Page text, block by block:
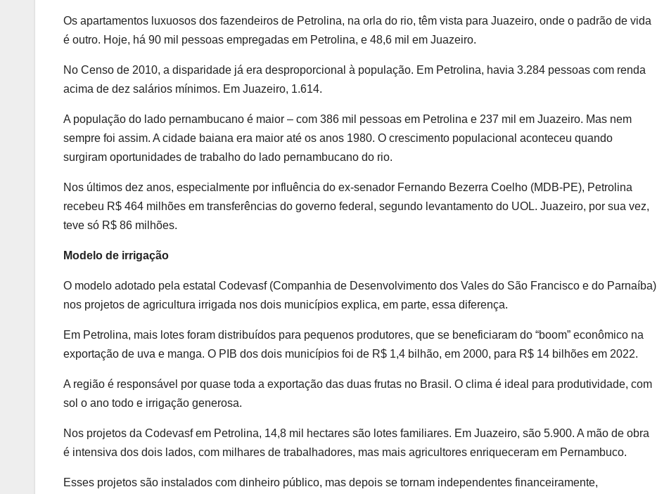
Os apartamentos luxuosos dos fazendeiros de Petrolina, na orla do rio, têm vista para Juazeiro, onde o padrão de vida
é outro. Hoje, há 90 mil pessoas empregadas em Petrolina, e 48,6 mil em Juazeiro.
No Censo de 2010, a disparidade já era desproporcional à população. Em Petrolina, havia 3.284 pessoas com renda
acima de dez salários mínimos. Em Juazeiro, 1.614.
A população do lado pernambucano é maior – com 386 mil pessoas em Petrolina e 237 mil em Juazeiro. Mas nem
sempre foi assim. A cidade baiana era maior até os anos 1980. O crescimento populacional aconteceu quando
surgiram oportunidades de trabalho do lado pernambucano do rio.
Nos últimos dez anos, especialmente por influência do ex-senador Fernando Bezerra Coelho (MDB-PE), Petrolina
recebeu R$ 464 milhões em transferências do governo federal, segundo levantamento do UOL. Juazeiro, por sua vez,
teve só R$ 86 milhões.
Modelo de irrigação
O modelo adotado pela estatal Codevasf (Companhia de Desenvolvimento dos Vales do São Francisco e do Parnaíba)
nos projetos de agricultura irrigada nos dois municípios explica, em parte, essa diferença.
Em Petrolina, mais lotes foram distribuídos para pequenos produtores, que se beneficiaram do “boom” econômico na
exportação de uva e manga. O PIB dos dois municípios foi de R$ 1,4 bilhão, em 2000, para R$ 14 bilhões em 2022.
A região é responsável por quase toda a exportação das duas frutas no Brasil. O clima é ideal para produtividade, com
sol o ano todo e irrigação generosa.
Nos projetos da Codevasf em Petrolina, 14,8 mil hectares são lotes familiares. Em Juazeiro, são 5.900. A mão de obra
é intensiva dos dois lados, com milhares de trabalhadores, mas mais agricultores enriqueceram em Pernambuco.
Esses projetos são instalados com dinheiro público, mas depois se tornam independentes financeiramente,